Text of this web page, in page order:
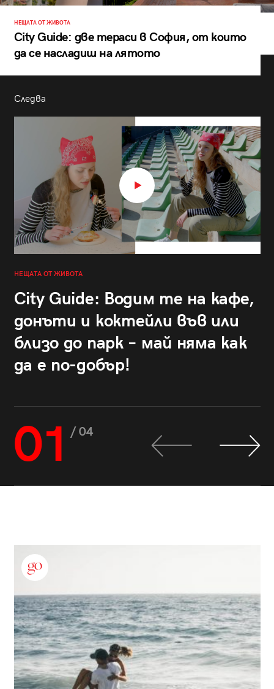
НЕЩАТА ОТ ЖИВОТА
City Guide: две тераси в София, от които
да се насладиш на лятото
Следва
НЕЩАТА ОТ ЖИВОТА
City Guide: Водим те на кафе,
донъти и коктейли във или
близо до парк – май няма как
да е по-добър!
01 / 04